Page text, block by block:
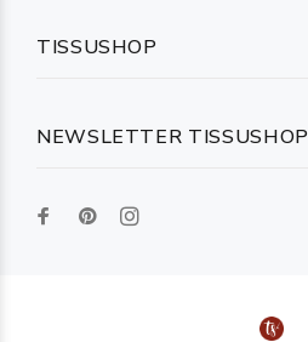
NEWSLETTER TISSUSHOP
TISSUSHOP